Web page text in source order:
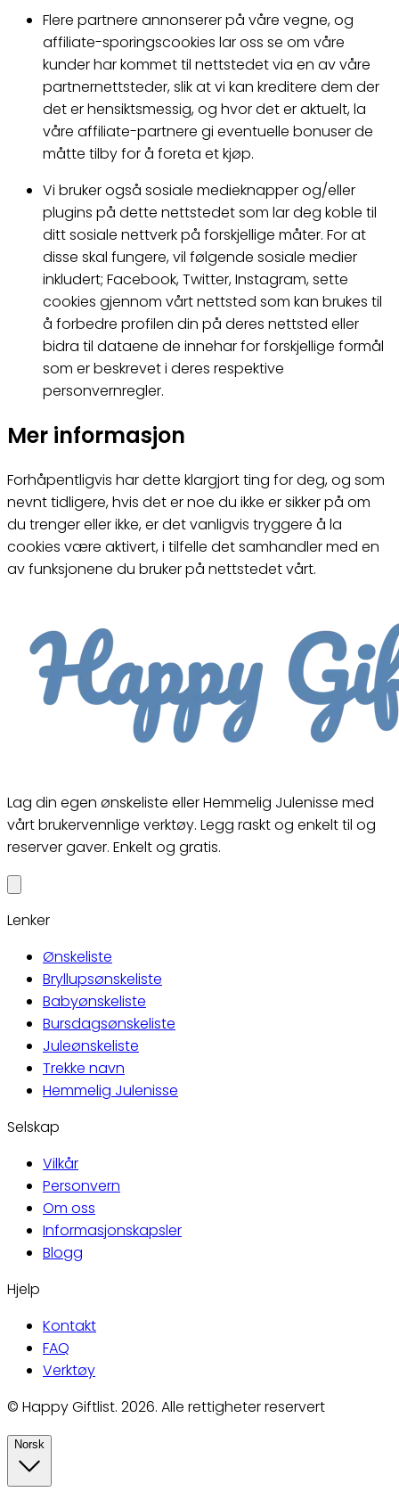
Flere partnere annonserer på våre vegne, og
affiliate-sporingscookies lar oss se om våre
kunder har kommet til nettstedet via en av våre
partnernettsteder, slik at vi kan kreditere dem der
det er hensiktsmessig, og hvor det er aktuelt, la
våre affiliate-partnere gi eventuelle bonuser de
måtte tilby for å foreta et kjøp.
Vi bruker også sosiale medieknapper og/eller
plugins på dette nettstedet som lar deg koble til
ditt sosiale nettverk på forskjellige måter. For at
disse skal fungere, vil følgende sosiale medier
inkludert; Facebook, Twitter, Instagram, sette
cookies gjennom vårt nettsted som kan brukes til
å forbedre profilen din på deres nettsted eller
bidra til dataene de innehar for forskjellige formål
som er beskrevet i deres respektive
personvernregler.
Mer informasjon
Forhåpentligvis har dette klargjort ting for deg, og som
nevnt tidligere, hvis det er noe du ikke er sikker på om
du trenger eller ikke, er det vanligvis tryggere å la
cookies være aktivert, i tilfelle det samhandler med en
av funksjonene du bruker på nettstedet vårt.
Lag din egen ønskeliste eller Hemmelig Julenisse med
vårt brukervennlige verktøy. Legg raskt og enkelt til og
reserver gaver. Enkelt og gratis.
Lenker
Ønskeliste
Bryllupsønskeliste
Babyønskeliste
Bursdagsønskeliste
Juleønskeliste
Trekke navn
Hemmelig Julenisse
Selskap
Vilkår
Personvern
Om oss
Informasjonskapsler
Blogg
Hjelp
Kontakt
FAQ
Verktøy
© Happy Giftlist. 2026. Alle rettigheter reservert
Norsk